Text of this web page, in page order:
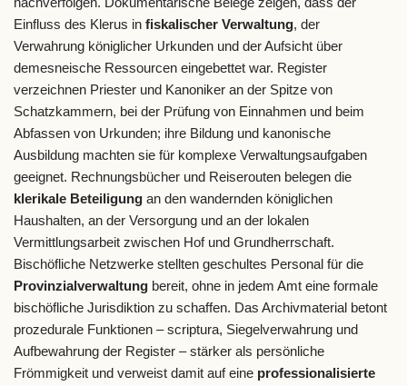
Einfluss des Klerus in fiskalischer Verwaltung, der
Verwahrung königlicher Urkunden und der Aufsicht über
demesneische Ressourcen eingebettet war. Register
verzeichnen Priester und Kanoniker an der Spitze von
Schatzkammern, bei der Prüfung von Einnahmen und beim
Abfassen von Urkunden; ihre Bildung und kanonische
Ausbildung machten sie für komplexe Verwaltungsaufgaben
geeignet. Rechnungsbücher und Reiserouten belegen die
klerikale Beteiligung an den wandernden königlichen
Haushalten, an der Versorgung und an der lokalen
Vermittlungsarbeit zwischen Hof und Grundherrschaft.
Bischöfliche Netzwerke stellten geschultes Personal für die
Provinzialverwaltung bereit, ohne in jedem Amt eine formale
bischöfliche Jurisdiktion zu schaffen. Das Archivmaterial betont
prozedurale Funktionen – scriptura, Siegelverwahrung und
Aufbewahrung der Register – stärker als persönliche
Frömmigkeit und verweist damit auf eine professionalisierte